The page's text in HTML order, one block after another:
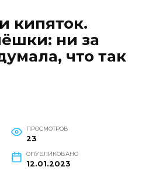
кипяток.
ни за
что так
ПРОСМОТРОВ
23
ОПУБЛИКОВАНО
12.01.2023